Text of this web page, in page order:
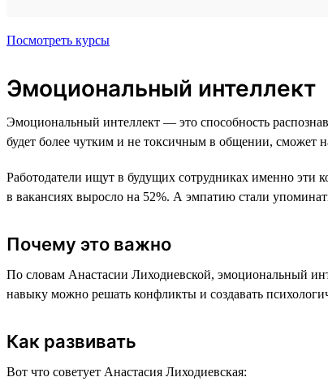
Посмотреть курсы
Эмоциональный интеллект
Эмоциональный интеллект — это способность
будет более чутким и не токсичным в общении, сможет
Работодатели ищут в будущих сотрудниках именно эти
в вакансиях выросло на 52%. А эмпатию стали
Почему это важно
По словам Анастасии Лиходиевской, эмоциональный
навыку можно решать конфликты и создавать
Как развивать
Вот что советует Анастасия Лиходиевская: